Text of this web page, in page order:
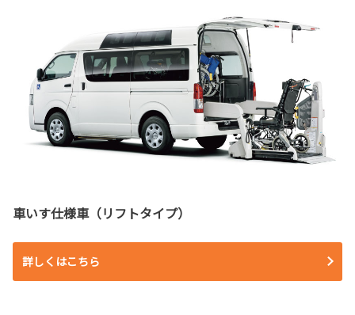
車いす仕様車（リフトタイプ）
詳しくはこちら